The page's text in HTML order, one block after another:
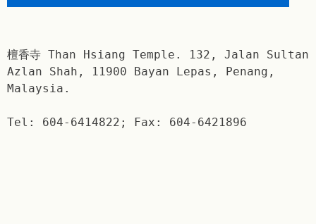
檀香寺 Than Hsiang Temple. 132, Jalan Sultan
Azlan Shah, 11900 Bayan Lepas, Penang,
Malaysia.
Tel: 604-6414822; Fax: 604-6421896